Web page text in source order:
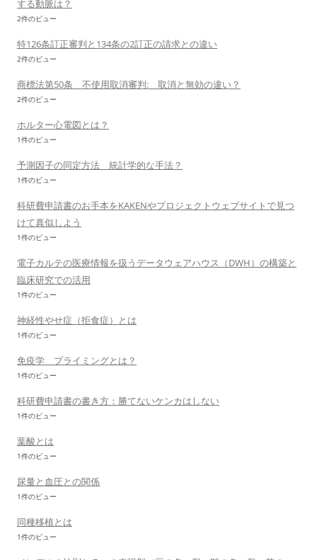
する動脈は？
2件のビュー
特126条訂正審判と134条の2訂正の請求との違い
2件のビュー
商標法第50条 不使用取消審判: 取消と無効の違い？
2件のビュー
ホルター心電図とは？
1件のビュー
予測因子の同定方法 統計学的な手法？
1件のビュー
科研費申請書のお手本をKAKENやプロジェクトウェブサイトで見つ
けて真似しよう
1件のビュー
電子カルテの医療情報を扱うデータウェアハウス（DWH）の構築と
臨床研究での活用
1件のビュー
神経性やせ症（拒食症）とは
1件のビュー
免疫学 プライミングとは？
1件のビュー
科研費申請書の書き方：勝てないケンカはしない
1件のビュー
葉酸とは
1件のビュー
尿量と血圧との関係
1件のビュー
同種移植とは
1件のビュー